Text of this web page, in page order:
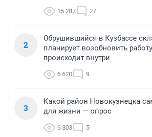
15 287 27
2
Обрушившийся в Кузбассе
планирует возобновить
происходит внутри
6 620 9
3
Какой район Новокузнецка
для жизни — опрос
6 303 5